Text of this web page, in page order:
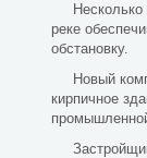
реке
обстановку.
Новый
кирпичное